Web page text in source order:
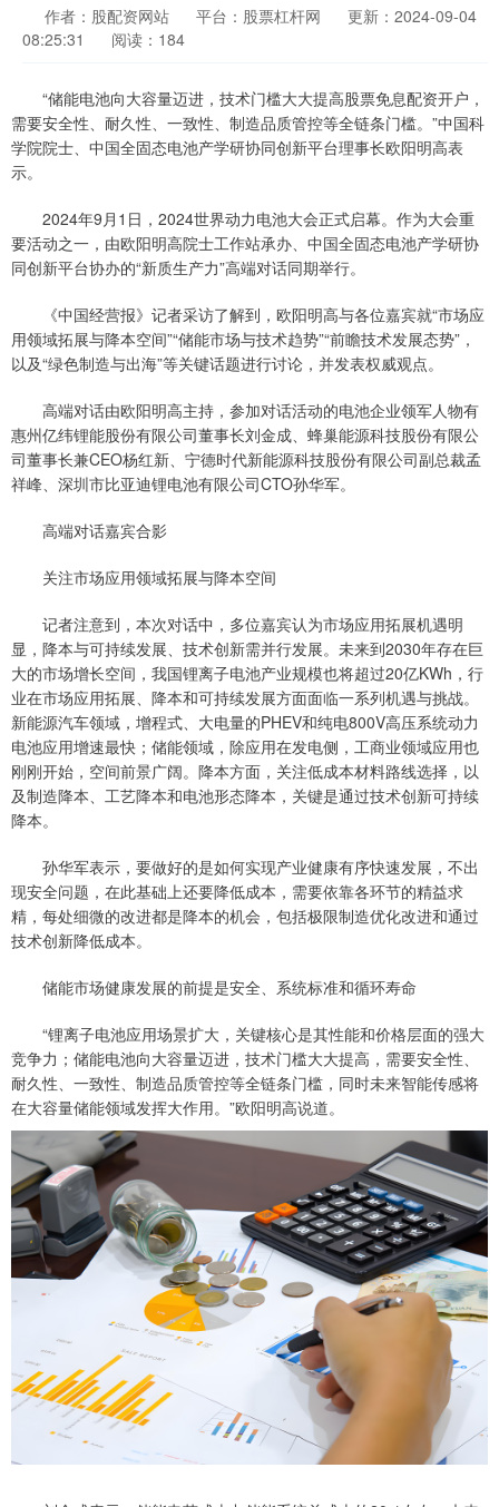
作者：股配资网站 平台：股票杠杆网
更新：2024-09-04
08:25:31
阅读：184
“储能电池向大容量迈进，技术门槛大大提高股票免息配资开户，
需要安全性、耐久性、一致性、制造品质管控等全链条门槛。”中国科
学院院士、中国全固态电池产学研协同创新平台理事长欧阳明高表
示。
2024年9月1日，2024世界动力电池大会正式启幕。作为大会重
要活动之一，由欧阳明高院士工作站承办、中国全固态电池产学研协
同创新平台协办的“新质生产力”高端对话同期举行。
《中国经营报》记者采访了解到，欧阳明高与各位嘉宾就“市场应
用领域拓展与降本空间”“储能市场与技术趋势”“前瞻技术发展态势”，
以及“绿色制造与出海”等关键话题进行讨论，并发表权威观点。
高端对话由欧阳明高主持，参加对话活动的电池企业领军人物有
惠州亿纬锂能股份有限公司董事长刘金成、蜂巢能源科技股份有限公
司董事长兼CEO杨红新、宁德时代新能源科技股份有限公司副总裁孟
祥峰、深圳市比亚迪锂电池有限公司CTO孙华军。
高端对话嘉宾合影
关注市场应用领域拓展与降本空间
记者注意到，本次对话中，多位嘉宾认为市场应用拓展机遇明
显，降本与可持续发展、技术创新需并行发展。未来到2030年存在巨
大的市场增长空间，我国锂离子电池产业规模也将超过20亿KWh，行
业在市场应用拓展、降本和可持续发展方面面临一系列机遇与挑战。
新能源汽车领域，增程式、大电量的PHEV和纯电800V高压系统动力
电池应用增速最快；储能领域，除应用在发电侧，工商业领域应用也
刚刚开始，空间前景广阔。降本方面，关注低成本材料路线选择，以
及制造降本、工艺降本和电池形态降本，关键是通过技术创新可持续
降本。
孙华军表示，要做好的是如何实现产业健康有序快速发展，不出
现安全问题，在此基础上还要降低成本，需要依靠各环节的精益求
精，每处细微的改进都是降本的机会，包括极限制造优化改进和通过
技术创新降低成本。
储能市场健康发展的前提是安全、系统标准和循环寿命
“锂离子电池应用场景扩大，关键核心是其性能和价格层面的强大
竞争力；储能电池向大容量迈进，技术门槛大大提高，需要安全性、
耐久性、一致性、制造品质管控等全链条门槛，同时未来智能传感将
在大容量储能领域发挥大作用。”欧阳明高说道。